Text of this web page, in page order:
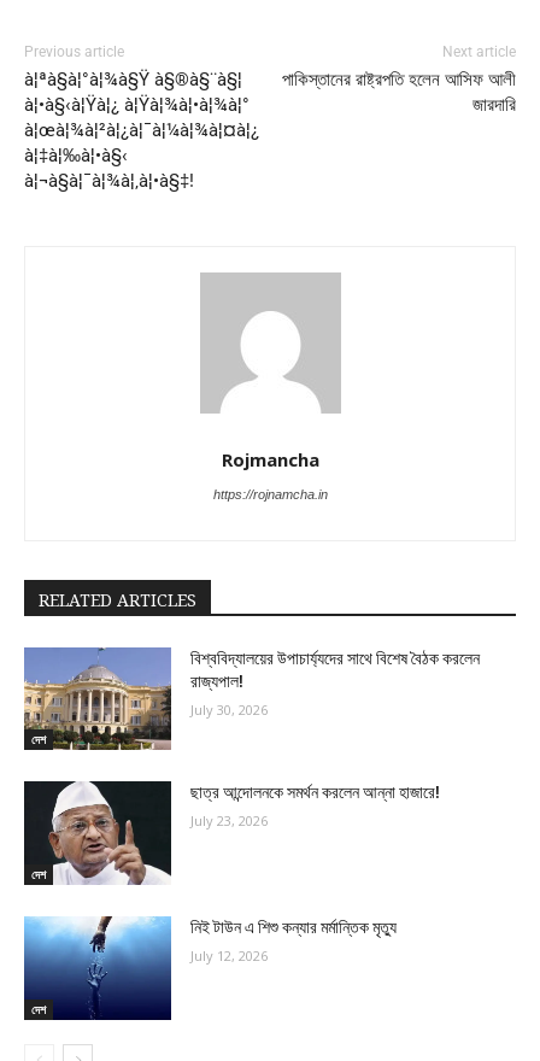
Previous article
à¦ªà§à¦°à¦¾à§Ÿ à§®à§¨à§¦
à¦•à§‹à¦Ÿà¦¿ à¦Ÿà¦¾à¦•à¦¾à¦°
à¦œà¦¾à¦²à¦¿à¦¯à¦¼à¦¾à¦¤à¦¿
à¦‡à¦‰à¦•à§‹
à¦¬à§à¦¯à¦¾à¦‚à¦•à§‡!
Next article
পাকিস্তানের রাষ্ট্রপতি হলেন আসিফ আলী
জারদারি
Rojmancha
https://rojnamcha.in
RELATED ARTICLES
দেশ
বিশ্ববিদ্যালয়ের উপাচার্য্যদের সাথে বিশেষ বৈঠক করলেন
রাজ্যপাল!
July 30, 2026
দেশ
ছাত্র আন্দোলনকে সমর্থন করলেন আন্না হাজারে!
July 23, 2026
দেশ
নিই টাউন এ শিশু কন্যার মর্মান্তিক মৃত্যু
July 12, 2026